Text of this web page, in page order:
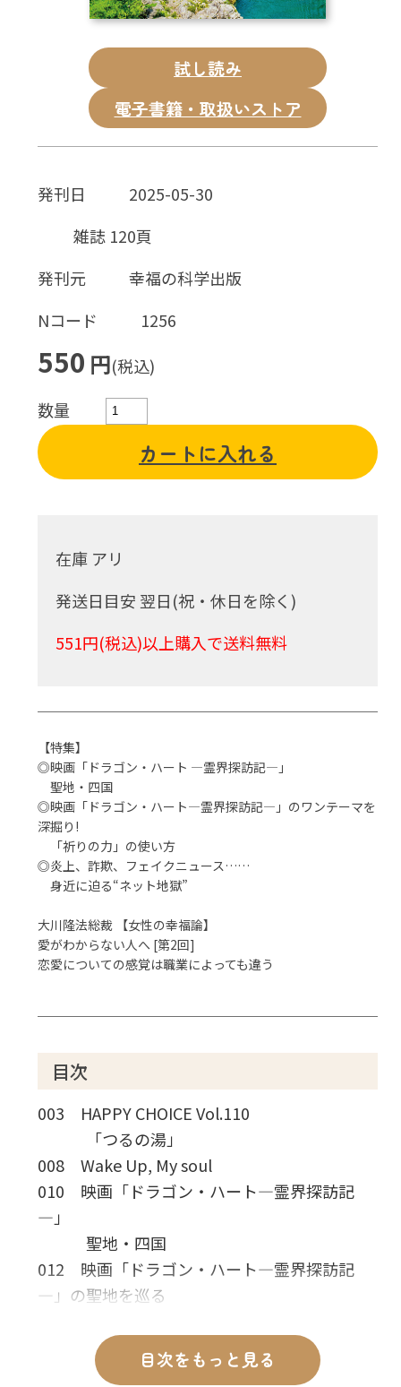
試し読み
電子書籍・取扱いストア
発刊日
2025-05-30
雑誌 120頁
発刊元
幸福の科学出版
Nコード
1256
550 円(税込)
数量
カートに入れる
在庫 アリ
発送日目安 翌日(祝・休日を除く)
551円(税込)以上購入で送料無料
【特集】
◎映画「ドラゴン・ハート ―霊界探訪記―」
聖地・四国
◎映画「ドラゴン・ハート―霊界探訪記―」のワンテーマを
深掘り!
「祈りの力」の使い方
◎炎上、詐欺、フェイクニュース……
身近に迫る“ネット地獄”
大川隆法総裁 【女性の幸福論】
愛がわからない人へ [第2回]
恋愛についての感覚は職業によっても違う
目次
003 HAPPY CHOICE Vol.110
「つるの湯」
008 Wake Up, My soul
010 映画「ドラゴン・ハート―霊界探訪記
―」
聖地・四国
012 映画「ドラゴン・ハート―霊界探訪記
―」の聖地を巡る
022 龍や河童の伝説が残る
愛媛・香川・高知で訪れたい名所
目次をもっと見る